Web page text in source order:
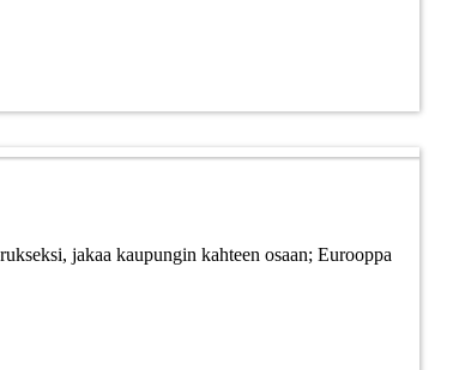
jakaa kaupungin kahteen osaan; Eurooppa